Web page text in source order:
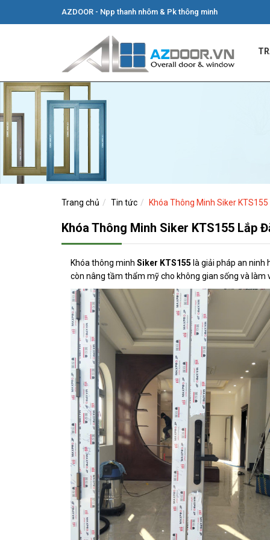
AZDOOR - Npp thanh nhôm & Pk thông minh
Trang chủ Tin tức Khóa Thông Minh Siker
Khóa Thông Minh Siker KTS155 Lắp
Khóa thông minh Siker KTS155 là giải pháp an ninh
còn nâng tầm thẩm mỹ cho không gian sống và làm